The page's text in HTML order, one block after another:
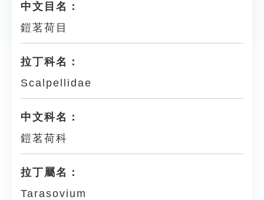
中文目名：
鎧茗荷目
拉丁科名：
Scalpellidae
中文科名：
鎧茗荷科
拉丁屬名：
Tarasovium